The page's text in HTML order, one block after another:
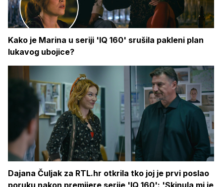
Kako je Marina u seriji 'IQ 160' srušila pakleni plan
lukavog ubojice?
Dajana Čuljak za RTL.hr otkrila tko joj je prvi poslao